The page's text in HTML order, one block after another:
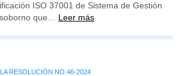
ISO 37001 de Sistema de Gestión
que… Leer más
RESOLUCIÓN NO.46-2024